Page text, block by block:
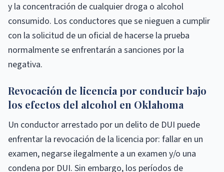
y la concentración de cualquier droga o alcohol
consumido. Los conductores que se nieguen a cumplir
con la solicitud de un oficial de hacerse la prueba
normalmente se enfrentarán a sanciones por la
negativa.
Revocación de licencia por conducir bajo
los efectos del alcohol en Oklahoma
Un conductor arrestado por un delito de DUI puede
enfrentar la revocación de la licencia por: fallar en un
examen, negarse ilegalmente a un examen y/o una
condena por DUI. Sin embargo, los períodos de